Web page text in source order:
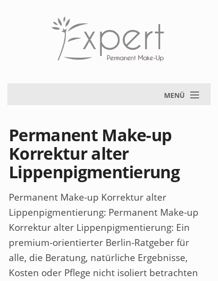
MENÜ
Permanent Make-up
Korrektur alter
Lippenpigmentierung
Permanent Make-up Korrektur alter
Lippenpigmentierung: Permanent Make-up
Korrektur alter Lippenpigmentierung: Ein
premium-orientierter Berlin-Ratgeber für
alle, die Beratung, natürliche Ergebnisse,
Kosten oder Pflege nicht isoliert betrachten